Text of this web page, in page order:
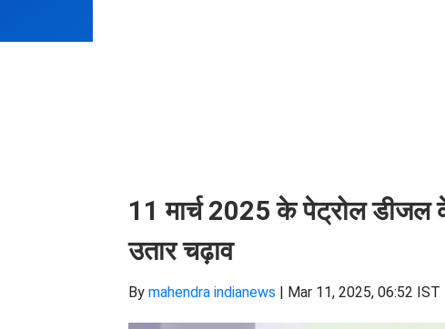
11 मार्च 2025 के पेट्रोल
उतार चढ़ाव
By mahendra indianews | Mar 11, 2025, 06:52 IST